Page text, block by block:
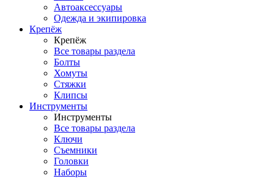
Автоаксессуары
Одежда и экипировка
Крепёж
Крепёж
Все товары раздела
Болты
Хомуты
Стяжки
Клипсы
Инструменты
Инструменты
Все товары раздела
Ключи
Съемники
Головки
Наборы